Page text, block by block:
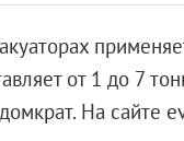
от 1 до 7
На сайте